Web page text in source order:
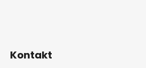
Kontakt